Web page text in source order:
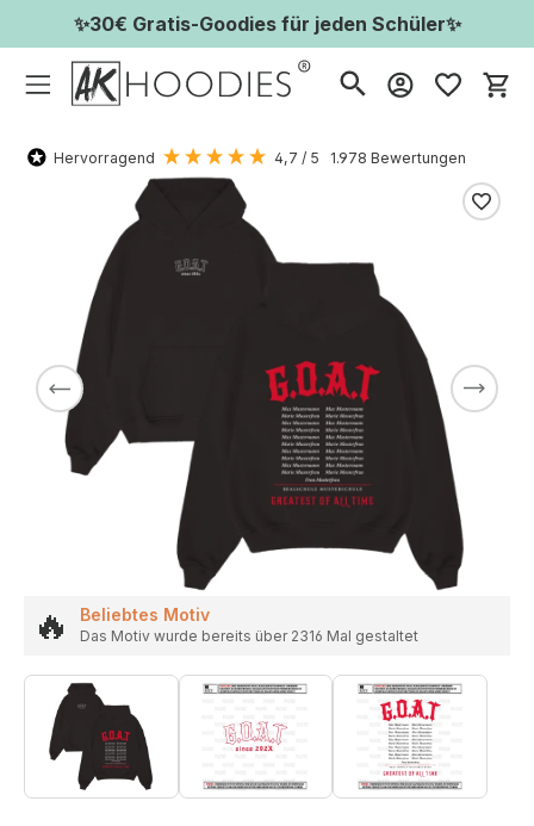
✨30€ Gratis-Goodies für jeden Schüler✨
Hervorragend 4,7 / 5 1.978 Bewertungen
🔥 Beliebtes Motiv
Das Motiv wurde bereits über 2316 Mal gestaltet